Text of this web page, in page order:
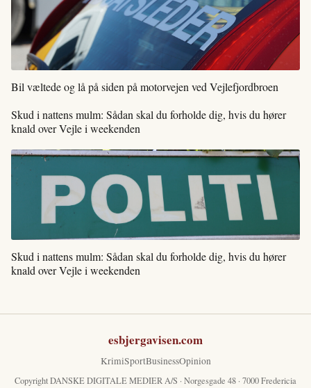
Bil væltede og lå på siden på motorvejen ved Vejlefjordbroen
Skud i nattens mulm: Sådan skal du forholde dig, hvis du hører
knald over Vejle i weekenden
Skud i nattens mulm: Sådan skal du forholde dig, hvis du hører
knald over Vejle i weekenden
esbjergavisen.com
KrimiSportBusinessOpinion
Copyright DANSKE DIGITALE MEDIER A/S · Norgesgade 48 · 7000 Fredericia